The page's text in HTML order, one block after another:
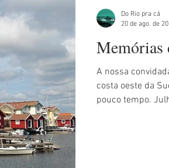
Memórias
A nossa
costa oeste da
pouco tempo.
Do Rio pra cá
20 de ago. de